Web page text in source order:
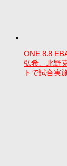
ONE 8.8
弘希、北野
トで試合実